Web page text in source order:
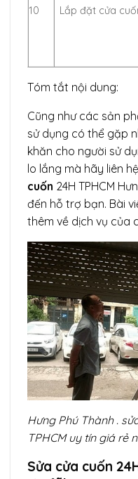
10 Lắp đặt cửa
Tóm tắt nội dung:
Cũng như các sản
sử dụng có thể gặp
khăn cho người sử
lo lắng mà hãy liên
cuốn 24H TPHCM
đến hỗ trợ bạn. Bài
thêm về dịch vụ của
Hưng Phú Thành .
TPHCM uy tín giá rẻ
Sửa cửa cuốn